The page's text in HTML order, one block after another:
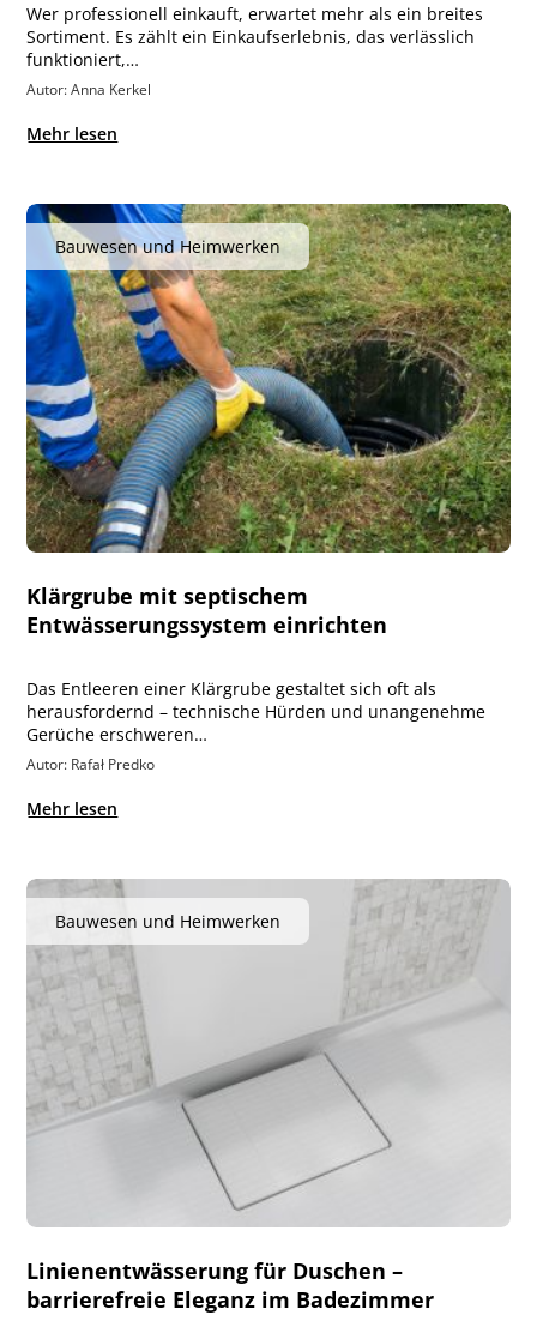
Wer professionell einkauft, erwartet mehr als ein breites
Sortiment. Es zählt ein Einkaufserlebnis, das verlässlich
funktioniert,…
Autor: Anna Kerkel
Mehr lesen
Bauwesen und Heimwerken
Klärgrube mit septischem
Entwässerungssystem einrichten
Das Entleeren einer Klärgrube gestaltet sich oft als
herausfordernd – technische Hürden und unangenehme
Gerüche erschweren…
Autor: Rafał Predko
Mehr lesen
Bauwesen und Heimwerken
Linienentwässerung für Duschen –
barrierefreie Eleganz im Badezimmer